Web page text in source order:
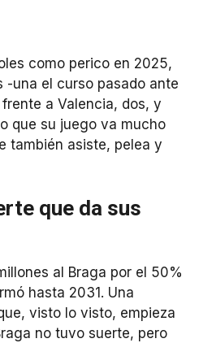
como perico en 2025,
-una el curso pasado ante
a Valencia, dos, y
que su juego va mucho
también asiste, pelea y
que da sus
al Braga por el 50%
hasta 2031. Una
visto lo visto, empieza
no tuvo suerte, pero